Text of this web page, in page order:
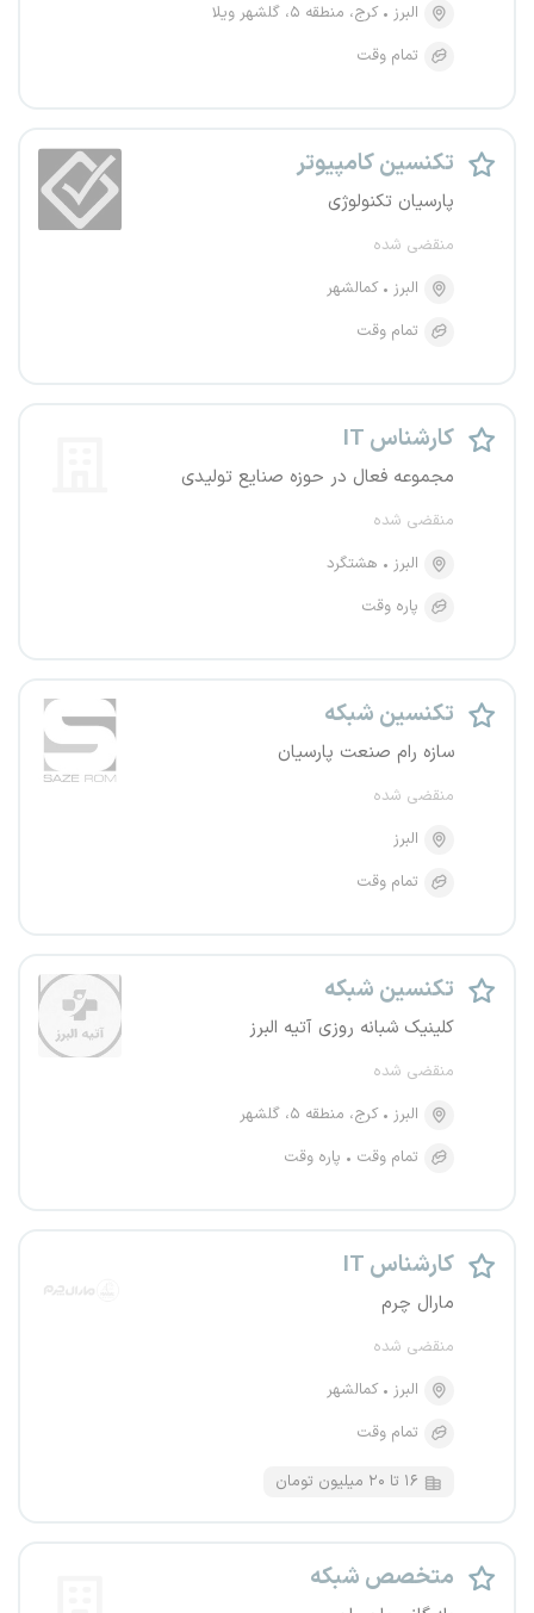
البرز
کرج، منطقه ۵، گلشهر ویلا
تمام وقت
تکنسین کامپیوتر
پارسیان تکنولوژی
منقضی شده
البرز
کمالشهر
تمام وقت
کارشناس IT
مجموعه فعال در حوزه صنایع تولیدی
منقضی شده
البرز
هشتگرد
پاره وقت
تکنسین شبکه
سازه رام صنعت پارسیان
منقضی شده
البرز
تمام وقت
تکنسین شبکه
کلینیک شبانه روزی آتیه البرز
منقضی شده
البرز
کرج، منطقه ۵، گلشهر
تمام وقت
پاره وقت
کارشناس IT
مارال چرم
منقضی شده
البرز
کمالشهر
تمام وقت
۱۶ تا ۲۰ میلیون تومان
متخصص شبکه